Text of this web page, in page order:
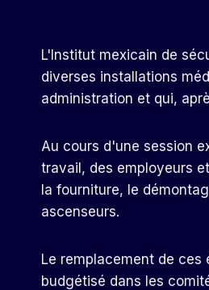
L'Institut mexicain de
diverses installations
administration et qui,
Au cours d'une session
travail, des employeurs
la fourniture, le
ascenseurs.
Le remplacement de
budgétisé dans les